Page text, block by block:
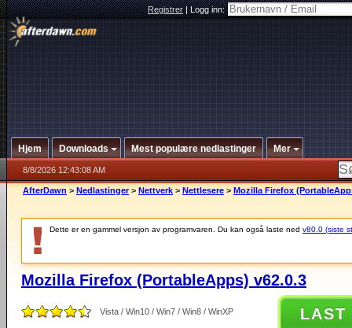
Registrer|Logg inn:
Hjem Downloads Mest populære nedlastinger Mer
8/8/2026 12:43:08 AM
AfterDawn > Nedlastinger > Nettverk > Nettlesere > Mozilla Firefox
Dette er en gammel versjon av programvaren. Du kan også laste ned v80.0 (siste
Mozilla Firefox (PortableApps) v62.0.3
Vista / Win10 / Win7 / Win8 / WinXP LAST